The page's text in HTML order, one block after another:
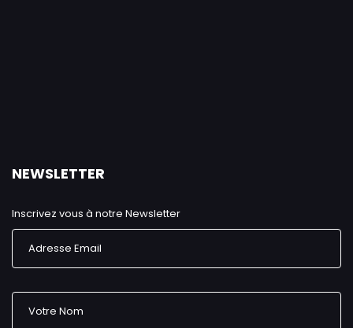
NEWSLETTER
Inscrivez vous à notre Newsletter